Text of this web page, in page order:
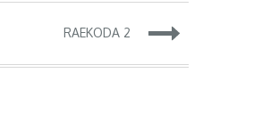
RAEKODA 2